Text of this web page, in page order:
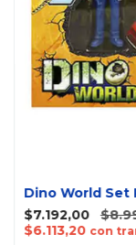
Dino World Set
$7.192,00
$6.113,20 con